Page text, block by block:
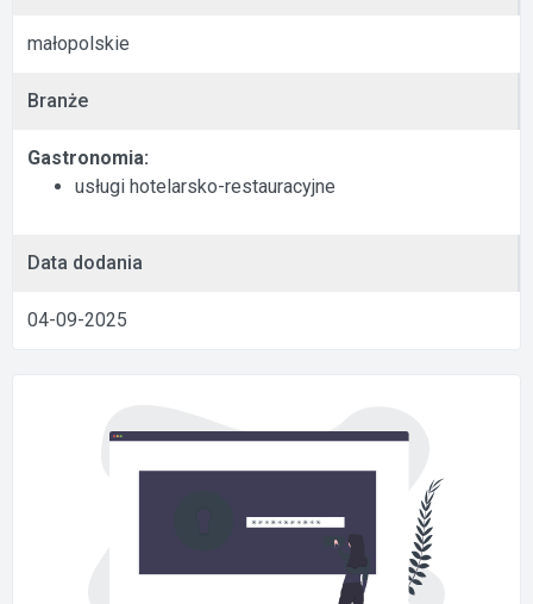
małopolskie
Branże
Gastronomia:
usługi hotelarsko-restauracyjne
Data dodania
04-09-2025